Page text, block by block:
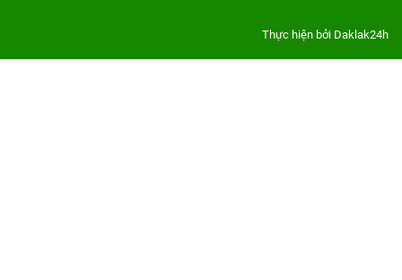
Thực hiện bởi Daklak24h